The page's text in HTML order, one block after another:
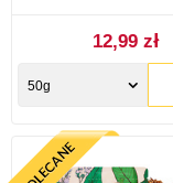
12,99 zł
50g